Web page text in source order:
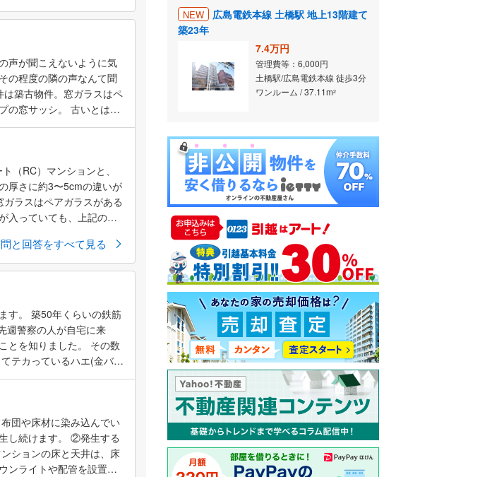
声が聞こえないように気
の程度の隣の声なんて聞
築古物件。窓ガラスはペ
の窓サッシ。 古いとはい
これも、尋ねてみると不
のだった場合どうなの
ないかと思うと、不動産
の辺どうなのでしょう
（RC）マンションと、
厚さに約3〜5cmの違いが
ラスはペアガラスがある
入っていても、上記の物
と回答をすべて見る
す。 築50年くらいの鉄筋
週警察の人が自宅に来
とを知りました。 その数
テカっているハエ(金バエ
衣所でクサイにおいもあ
したり、水回りやゴミ
開けずエアコンに頼って
ーを交換し、建物外壁に
の訪問時に自分が在宅し
「御遺体が運び出された
たのですが。 異臭はすぐ
団や床材に染み込んでい
し続けます。 ②発生する
ションの床と天井は、床
ンライトや配管を設置す
NEW
広島電鉄本線 土橋駅 地上13階建て
築23年
7.4万円
管理費等：6,000円
土橋駅/広島電鉄本線 徒歩3分
ワンルーム / 37.11m2